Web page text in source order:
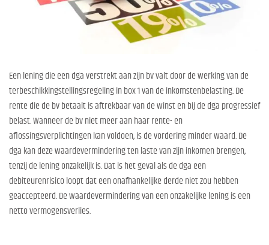
Een lening die een dga verstrekt aan zijn bv valt door de werking van de
terbeschikkingstellingsregeling in box 1 van de inkomstenbelasting. De
rente die de bv betaalt is aftrekbaar van de winst en bij de dga progressief
belast. Wanneer de bv niet meer aan haar rente- en
aflossingsverplichtingen kan voldoen, is de vordering minder waard. De
dga kan deze waardevermindering ten laste van zijn inkomen brengen,
tenzij de lening onzakelijk is. Dat is het geval als de dga een
debiteurenrisico loopt dat een onafhankelijke derde niet zou hebben
geaccepteerd. De waardevermindering van een onzakelijke lening is een
netto vermogensverlies.